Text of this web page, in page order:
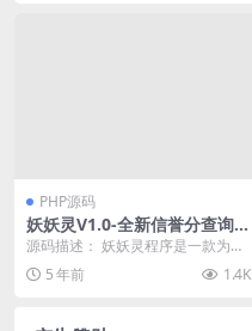
PHP源码
妖妖灵V1.0-全新信誉分查询平
台程序
源码描述： 妖妖灵程序是一款为交
易安全做保障,信誉分查询认证的一
款程序,小白式安...
5 年前 1.4K